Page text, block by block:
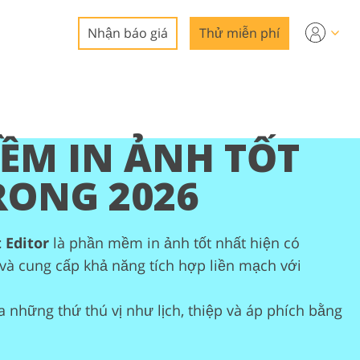
bất
ảnh
Nhận báo giá Thử miễn phí
IN ẢNH TỐT
2026
Editor là phần mềm in ảnh tốt nhất hiện có
cung cấp khả năng tích hợp liền mạch với
những thứ thú vị như lịch, thiệp và áp phích bằng